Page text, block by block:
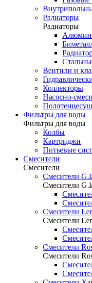
Радиаторы
Радиаторы
Вентили и
Коллекторы
Насосно-
Фильтры для воды
Фильтры для воды
Колбы
Картриджи
Питьевые
Смесители
Смесители
Смесители
Смесители
Смесители
Смесители
Смесители
Смесители